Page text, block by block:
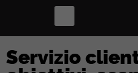
Servizio